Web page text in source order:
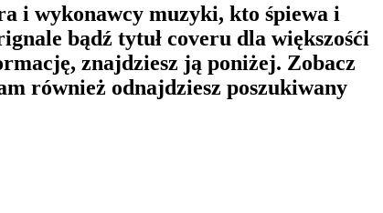
i wykonawcy muzyki, kto śpiewa i
bądź tytuł coveru dla większośći
znajdziesz ją poniżej. Zobacz
również odnajdziesz poszukiwany